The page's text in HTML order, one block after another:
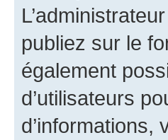
publiez sur le
également
d’utilisateurs
d’informations,